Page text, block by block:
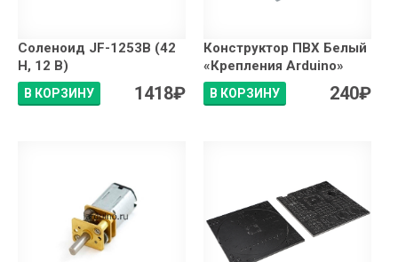
Соленоид JF-1253B (42
Н, 12 В)
В КОРЗИНУ 1418₽
Конструктор ПВХ Белый
«Крепления Arduino»
В КОРЗИНУ 240₽